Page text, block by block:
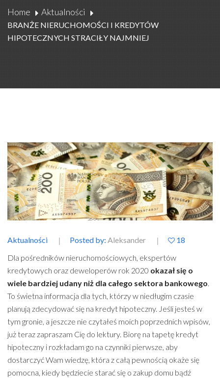
Home Aktualności
BRANŻE NIERUCHOMOŚCI I KREDYTÓW
HIPOTECZNYCH STRACIŁY NAJMNIEJ
Aktualności Posted by: Aleksander
18
Dla pośredników nieruchomościowych, ekspertów
kredytowych oraz deweloperów rok 2020 okazał się o
wiele bardziej udany niż dla całego sektora bankowego.
To świetna informacja dla tych, którzy w niedługim czasie
planują zdecydować się na kredyt hipoteczny. Jeśli jesteś w
tym gronie, a jeszcze nie czytałeś moich poprzednich wpisów,
już teraz zapraszam Cię do lektury. Biorę na tapetę kredyt
hipoteczny i rozkładam go na czynniki pierwsze, aby
dostarczyć Wam wiedzę, która z całą pewnością okaże się
pomocna, kiedy będziecie starać się o zakup domu bądź